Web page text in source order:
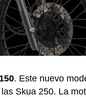
. Este nuevo
Skua 250. La